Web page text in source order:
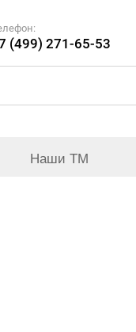
(499) 271-65-53
Наши ТМ